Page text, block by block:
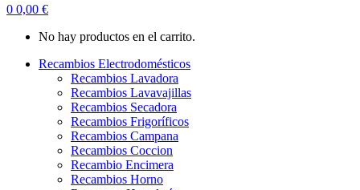
0 0,00 €
No hay productos en el carrito.
Recambios Electrodomésticos
Recambios Lavadora
Recambios Lavavajillas
Recambios Secadora
Recambios Frigoríficos
Recambios Campana
Recambios Coccion
Recambio Encimera
Recambios Horno